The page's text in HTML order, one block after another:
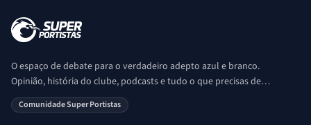
O espaço de debate para o verdadeiro adepto azul e branco.
Opinião, história do clube, podcasts e tudo o que precisas de
saber sobre o universo Porto. Ser Porto é aqui!
Comunidade Super Portistas